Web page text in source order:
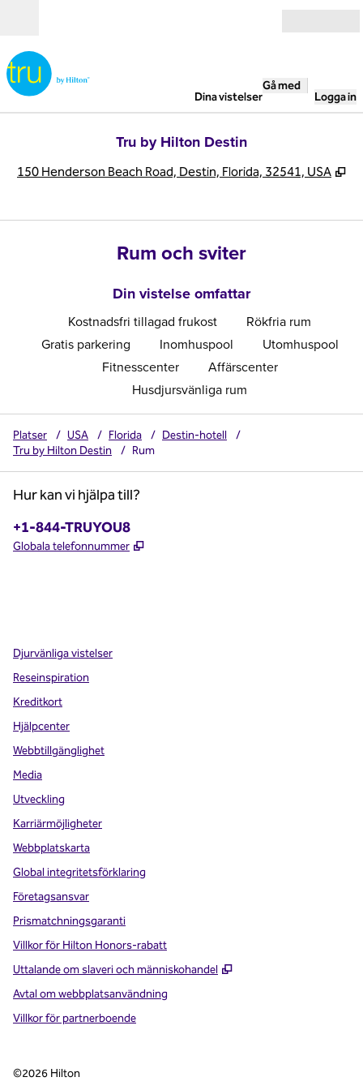
Dina vistelser
Gå med
Logga in
Tru by Hilton Destin
150 Henderson Beach Road, Destin, Florida, 32541, USA ,
Rum och sviter
Din vistelse omfattar
Kostnadsfri tillagad frukost
Rökfria rum
Gratis parkering
Inomhuspool
Utomhuspool
Fitnesscenter
Affärscenter
Husdjursvänliga rum
Platser / USA / Florida / Destin-hotell
/
Tru by Hilton Destin
/ Rum
Hur kan vi hjälpa till?
Telefon:
+1-844-TRUYOU8
Globala telefonnummer ,
Djurvänliga vistelser
Reseinspiration
Kreditkort
Hjälpcenter
Webbtillgänglighet
Media
Utveckling
Karriärmöjligheter
Webbplatskarta
Global integritetsförklaring
Företagsansvar
Prismatchningsgaranti
Villkor för Hilton Honors-rabatt
Uttalande om slaveri och människohandel
,
Avtal om webbplatsanvändning
Villkor för partnerboende
©2026 Hilton